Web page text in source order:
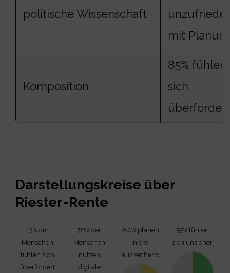
politische Wissenschaft
mit
Komposition
85% fühlen
sich
überfordert
Darstellungskreise über
Riester-Rente
13% der
Menschen
fühlen sich
überfordert
70% der
Menschen
nutzen
digitale
80% planen
nicht
ausreichend
55% fühlen
sich unsicher